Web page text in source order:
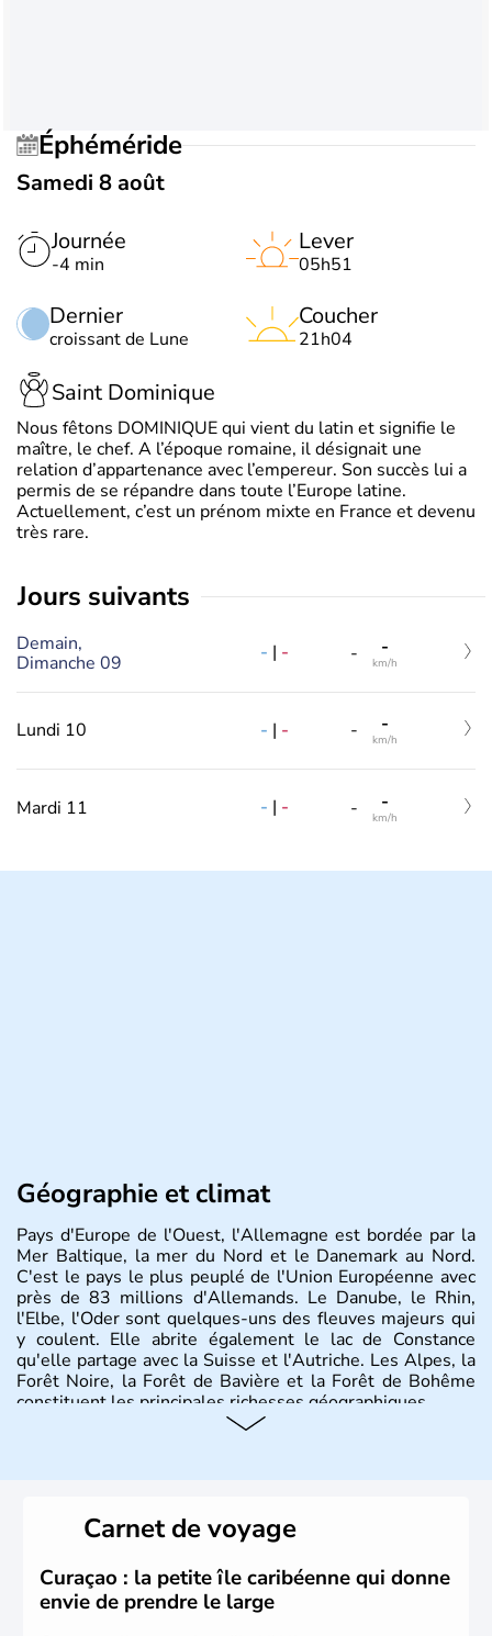
Éphéméride
Samedi 8 août
Journée
-4 min
Dernier
croissant de Lune
Lever
05h51
Coucher
21h04
Saint Dominique
Nous fêtons DOMINIQUE qui vient du latin et signifie le
maître, le chef. A l’époque romaine, il désignait une
relation d’appartenance avec l’empereur. Son succès lui a
permis de se répandre dans toute l’Europe latine.
Actuellement, c’est un prénom mixte en France et devenu
très rare.
jours suivants
Demain,
Dimanche 09
- | - - -
km/h
Lundi 10 - | - - -
km/h
Mardi 11 - | - - -
km/h
Géographie et climat
Pays d'Europe de l'Ouest, l'Allemagne est bordée par la
Mer Baltique, la mer du Nord et le Danemark au Nord.
C'est le pays le plus peuplé de l'Union Européenne avec
près de 83 millions d'Allemands. Le Danube, le Rhin,
l'Elbe, l'Oder sont quelques-uns des fleuves majeurs qui
y coulent. Elle abrite également le lac de Constance
qu'elle partage avec la Suisse et l'Autriche. Les Alpes, la
Forêt Noire, la Forêt de Bavière et la Forêt de Bohême
constituent les principales richesses géographiques.
lesquelles bénéficient d'une grande autonomie. Le pays
peut se targuer de grands noms qu'il a vu naître dans tous
les domaines, des arts à la politique en passant par la
philosophie. Hertz, Gutenberg, Heidegger, Thomas Mann,
Herman Hesse ou bien Hegel en font partie.
Carnet de voyage
Curaçao : la petite île caribéenne qui donne
envie de prendre le large